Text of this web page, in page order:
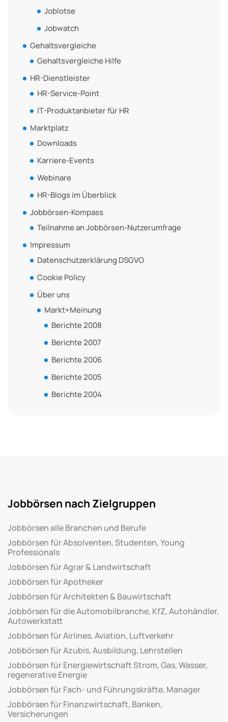
Joblotse
Jobwatch
Gehaltsvergleiche
Gehaltsvergleiche Hilfe
HR-Dienstleister
HR-Service-Point
IT-Produktanbieter für HR
Marktplatz
Downloads
Karriere-Events
Webinare
HR-Blogs im Überblick
Jobbörsen-Kompass
Teilnahme an Jobbörsen-Nutzerumfrage
Impressum
Datenschutzerklärung DSGVO
Cookie Policy
Über uns
Markt+Meinung
Berichte 2008
Berichte 2007
Berichte 2006
Berichte 2005
Berichte 2004
Jobbörsen nach Zielgruppen
Jobbörsen alle Branchen und Berufe
Jobbörsen für Absolventen, Studenten, Young
Professionals
Jobbörsen für Agrar & Landwirtschaft
Jobbörsen für Apotheker
Jobbörsen für Architekten & Bauwirtschaft
Jobbörsen für die Automobilbranche, KfZ, Autohändler,
Autowerkstatt
Jobbörsen für Airlines, Aviation, Luftverkehr
Jobbörsen für Azubis, Ausbildung, Lehrstellen
Jobbörsen für Energiewirtschaft Strom, Gas, Wasser,
regenerative Energie
Jobbörsen für Fach- und Führungskräfte, Manager
Jobbörsen für Finanzwirtschaft, Banken,
Versicherungen